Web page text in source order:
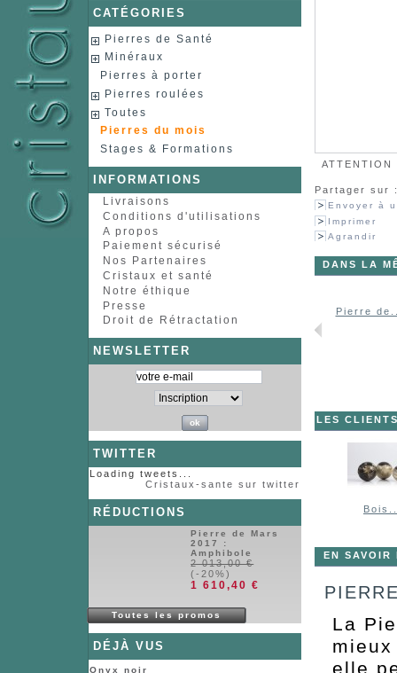
CATÉGORIES
Pierres de Santé
Minéraux
Pierres à porter
Pierres roulées
Toutes
Pierres du mois
Stages & Formations
INFORMATIONS
Livraisons
Conditions d'utilisations
A propos
Paiement sécurisé
Nos Partenaires
Cristaux et santé
Notre éthique
Presse
Droit de Rétractation
NEWSLETTER
TWITTER
Loading tweets...
Cristaux-sante sur twitter
RÉDUCTIONS
Pierre de Mars
2017 :
Amphibole
2 013,00 €
(-20%)
1 610,40 €
Toutes les promos
DÉJÀ VUS
Onyx noir
Partager sur
Envoyer à
Imprimer
Agrandir
DANS LA
Pierre
LES
EN SAVOIR
La